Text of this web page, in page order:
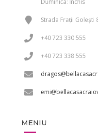
Duminica: Inchis
Strada Frații Golești
+40 723 330 555
+40 723 338 555
MENIU